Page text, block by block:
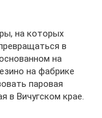
на которых
в
на
на фабрике
паровая
в Вичугском крае.